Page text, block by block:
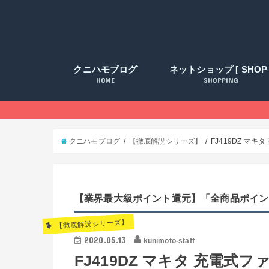
クニハモブログ
HOME
ネットショップ [
SHOPPING
クニハモブログ 【徹底解説シリーズ】 FJ419DZ マキタ
【業界最大級ポイント還元】「全商品ポイ
【徹底解説シリーズ】
2020.05.13 kunimoto-staff
FJ419DZ マキタ 充電式フ